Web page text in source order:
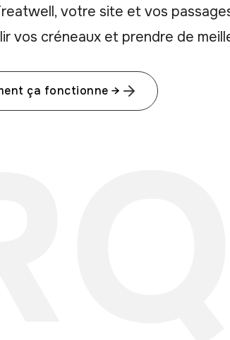
votre site et vos
vos créneaux et prendre de
ça fonctionne →